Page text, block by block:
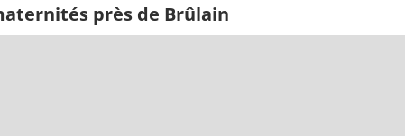
près de Brûlain